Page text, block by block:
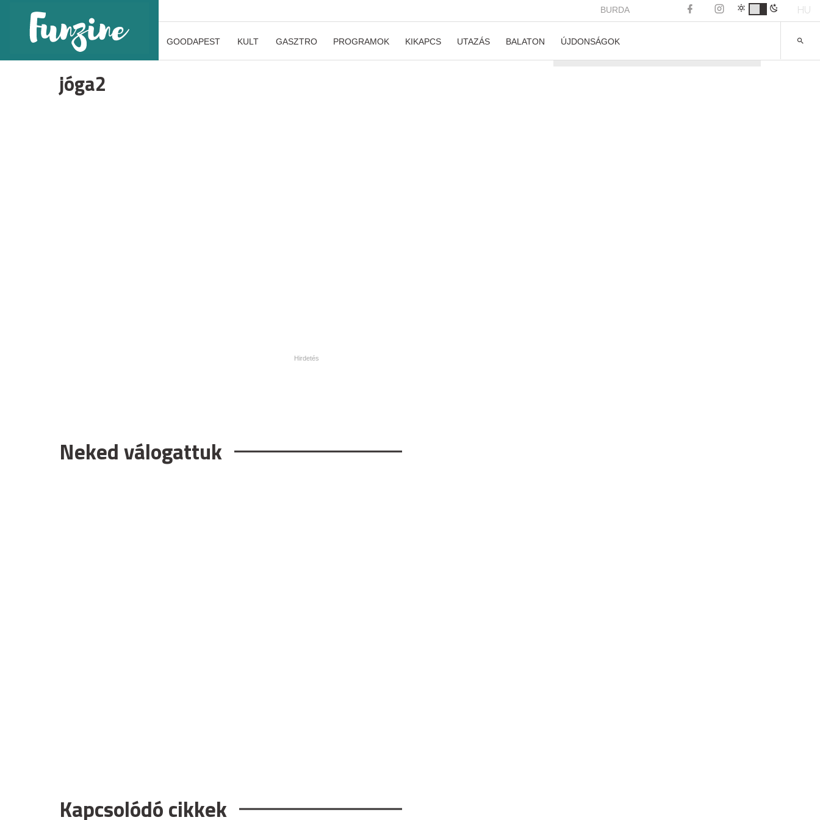
BURDA HU
GOODAPEST KULT GASZTRO PROGRAMOK KIKAPCS UTAZÁS BALATON ÚJDONSÁGOK
jóga2
Neked válogattuk
Kapcsolódó cikkek